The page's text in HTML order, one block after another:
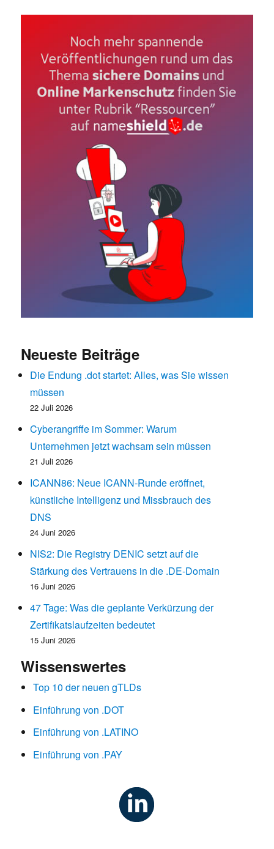
Neueste Beiträge
Die Endung .dot startet: Alles, was Sie wissen
müssen
22 Juli 2026
Cyberangriffe im Sommer: Warum
Unternehmen jetzt wachsam sein müssen
21 Juli 2026
ICANN86: Neue ICANN-Runde eröffnet,
künstliche Intelligenz und Missbrauch des
DNS
24 Juni 2026
NIS2: Die Registry DENIC setzt auf die
Stärkung des Vertrauens in die .DE-Domain
16 Juni 2026
47 Tage: Was die geplante Verkürzung der
Zertifikatslaufzeiten bedeutet
15 Juni 2026
Wissenswertes
Top 10 der neuen gTLDs
Einführung von .DOT
Einführung von .LATINO
Einführung von .PAY